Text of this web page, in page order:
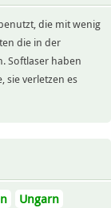
die mit wenig
die in der
Softlaser haben
sie verletzen es
Ungarn